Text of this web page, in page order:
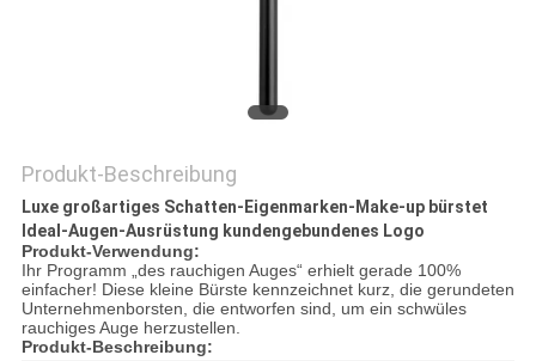
Produkt-Beschreibung
Luxe großartiges Schatten-Eigenmarken-Make-up bürstet
Ideal-Augen-Ausrüstung kundengebundenes Logo
Produkt-Verwendung:
Ihr Programm „des rauchigen Auges“ erhielt gerade 100%
einfacher! Diese kleine Bürste kennzeichnet kurz, die gerundeten
Unternehmenborsten, die entworfen sind, um ein schwüles
rauchiges Auge herzustellen.
Produkt-Beschreibung: